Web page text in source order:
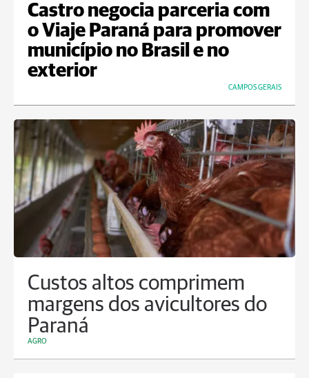
Castro negocia parceria com
o Viaje Paraná para promover
município no Brasil e no
exterior
CAMPOS GERAIS
Custos altos comprimem
margens dos avicultores do
Paraná
AGRO